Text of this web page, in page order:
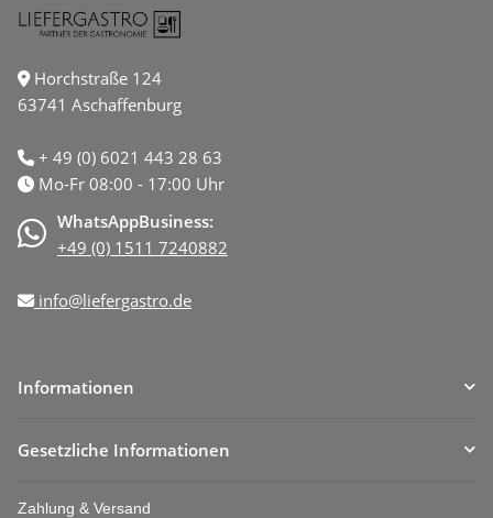
Horchstraße 124
63741 Aschaffenburg
+ 49 (0) 6021 443 28 63
Mo-Fr 08:00 - 17:00 Uhr
WhatsAppBusiness:
+49 (0) 1511 7240882
info@liefergastro.de
Informationen
Gesetzliche Informationen
Zahlung & Versand